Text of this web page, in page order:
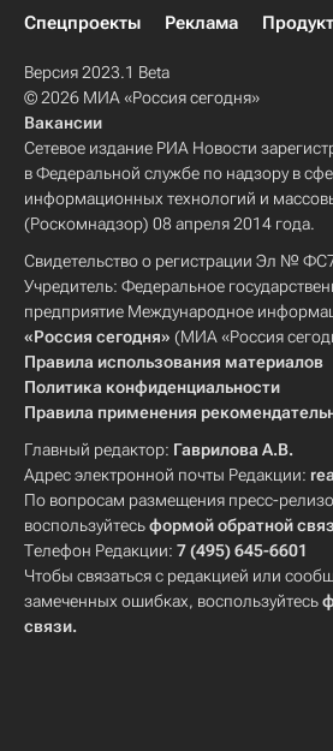
Спецпроекты
Реклама
Версия 2023.1 Beta
© 2026 МИА «Россия сегодня»
Вакансии
Сетевое издание РИА Новости
в Федеральной службе по надзору в
информационных технологий и
(Роскомнадзор) 08 апреля 2014 года.
Свидетельство о регистрации Эл №
Учредитель: Федеральное
предприятие Международное
«Россия сегодня» (МИА «Россия
Правила использования материалов
Политика конфиденциальности
Правила применения
Главный редактор: Гаврилова А.В.
Адрес электронной почты Редакции:
По вопросам размещения пресс-
воспользуйтесьформой обратной
Телефон Редакции: 7 (495) 645-6601
Чтобы связаться с редакцией или
замеченных ошибках, воспользуйтесь
связи.